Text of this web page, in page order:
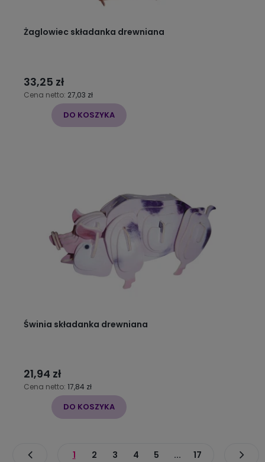
Żaglowiec składanka drewniana
33,25 zł
Cena netto: 27,03 zł
DO KOSZYKA
Świnia składanka drewniana
21,94 zł
Cena netto: 17,84 zł
DO KOSZYKA
1 2 3 4 5 ... 17